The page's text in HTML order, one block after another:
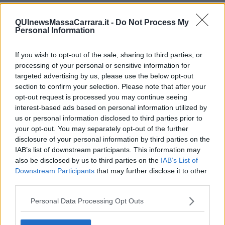
QUInewsMassaCarrara.it - Do Not Process My
Personal Information
If you wish to opt-out of the sale, sharing to third parties, or
processing of your personal or sensitive information for
targeted advertising by us, please use the below opt-out
section to confirm your selection. Please note that after your
opt-out request is processed you may continue seeing
interest-based ads based on personal information utilized by
us or personal information disclosed to third parties prior to
your opt-out. You may separately opt-out of the further
disclosure of your personal information by third parties on the
IAB’s list of downstream participants. This information may
also be disclosed by us to third parties on the IAB’s List of
Downstream Participants that may further disclose it to other
Personal Data Processing Opt Outs
Matteo Messina Denaroa Campobello di Mazara, Alfonso
, che bene conosceva anche altri personaggi di spicco
della mafia locale. Auguriamo a magistratura e forze dell’ordine un
proficuo lavoro che, in questo momento, può diventare
criminale.
La mafia è un fenomeno umano, dicevaFalcone, e come tutti i
fenomeni umani ha un principio, una sua evoluzione e avrà quindi
anche una fine. L’attualità di questo pensiero è sotto gli occhi di tutti
e ci suggerisce di non perdere tempo.
Salvatore Calleri
alle 20:00 direttamente nella tua casella di posta.